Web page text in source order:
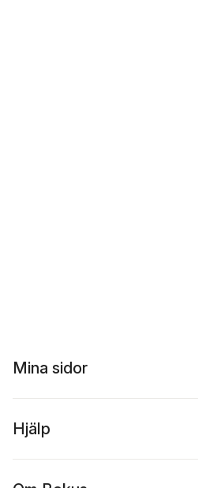
Mina sidor
Hjälp